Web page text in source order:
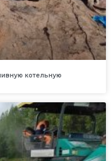
котельную